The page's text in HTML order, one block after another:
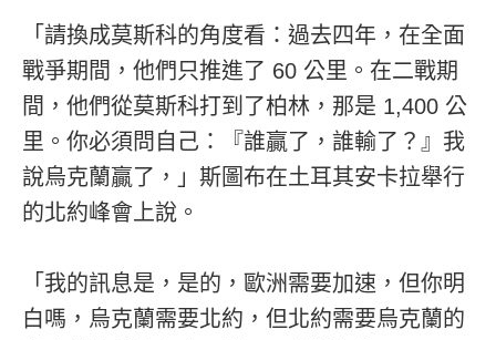
「請換成莫斯科的角度看：過去四年，在全面
戰爭期間，他們只推進了 60 公里。在二戰期
間，他們從莫斯科打到了柏林，那是 1,400 公
里。你必須問自己：『誰贏了，誰輸了？』我
說烏克蘭贏了，」斯圖布在土耳其安卡拉舉行
的北約峰會上說。
「我的訊息是，是的，歐洲需要加速，但你明
白嗎，烏克蘭需要北約，但北約需要烏克蘭的